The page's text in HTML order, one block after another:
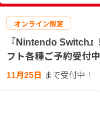
オンライン限定
『Nintendo Switch
フト各種ご予約受付
11月25日 まで受付中！